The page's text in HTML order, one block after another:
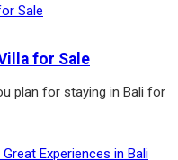
for Sale
plan for staying in Bali for